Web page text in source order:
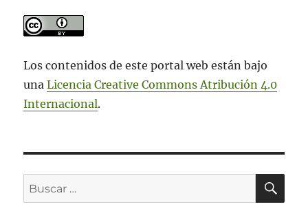
Los contenidos de este portal web están bajo
unaLicencia Creative Commons Atribución 4.0
Internacional.
Buscar
por: